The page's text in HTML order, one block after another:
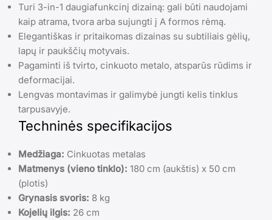
Turi 3-in-1 daugiafunkcinį dizainą: gali būti naudojami
kaip atrama, tvora arba sujungti į A formos rėmą.
Elegantiškas ir pritaikomas dizainas su subtiliais gėlių,
lapų ir paukščių motyvais.
Pagaminti iš tvirto, cinkuoto metalo, atsparūs rūdims ir
deformacijai.
Lengvas montavimas ir galimybė jungti kelis tinklus
tarpusavyje.
Techninės specifikacijos
Medžiaga: Cinkuotas metalas
Matmenys (vieno tinklo): 180 cm (aukštis) x 50 cm
(plotis)
Grynasis svoris: 8 kg
Kojelių ilgis: 26 cm